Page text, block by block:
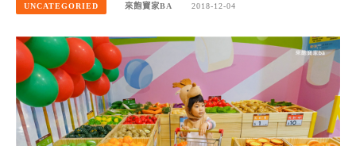
UNCATEGORIED 來飽寶家BA 2018-12-04